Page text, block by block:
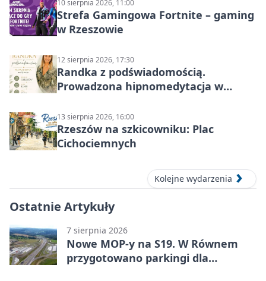
10 sierpnia 2026, 11:00
Strefa Gamingowa Fortnite – gaming
w Rzeszowie
12 sierpnia 2026, 17:30
Randka z podświadomością.
Prowadzona hipnomedytacja w
13 sierpnia 2026, 16:00
Rzeszów na szkicowniku: Plac
Cichociemnych
Kolejne wydarzenia
Ostatnie Artykuły
7 sierpnia 2026
Nowe MOP-y na S19. W Równem
przygotowano parkingi dla